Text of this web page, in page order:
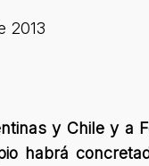
2013
y Chile y a
habrá